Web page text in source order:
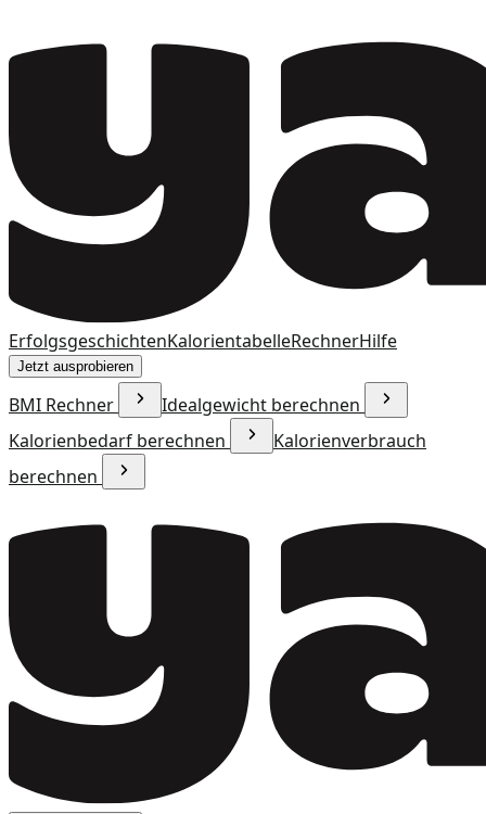
ErfolgsgeschichtenKalorientabelleRechnerHilfe
Jetzt ausprobieren
BMI Rechner
Idealgewicht berechnen
Kalorienbedarf berechnen
Kalorienverbrauch
berechnen